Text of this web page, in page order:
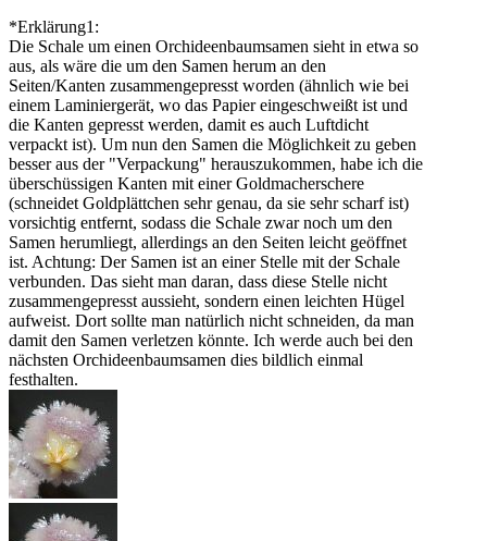
*Erklärung1:
Die Schale um einen Orchideenbaumsamen sieht in etwa so
aus, als wäre die um den Samen herum an den
Seiten/Kanten zusammengepresst worden (ähnlich wie bei
einem Laminiergerät, wo das Papier eingeschweißt ist und
die Kanten gepresst werden, damit es auch Luftdicht
verpackt ist). Um nun den Samen die Möglichkeit zu geben
besser aus der "Verpackung" herauszukommen, habe ich die
überschüssigen Kanten mit einer Goldmacherschere
(schneidet Goldplättchen sehr genau, da sie sehr scharf ist)
vorsichtig entfernt, sodass die Schale zwar noch um den
Samen herumliegt, allerdings an den Seiten leicht geöffnet
ist. Achtung: Der Samen ist an einer Stelle mit der Schale
verbunden. Das sieht man daran, dass diese Stelle nicht
zusammengepresst aussieht, sondern einen leichten Hügel
aufweist. Dort sollte man natürlich nicht schneiden, da man
damit den Samen verletzen könnte. Ich werde auch bei den
nächsten Orchideenbaumsamen dies bildlich einmal
festhalten.